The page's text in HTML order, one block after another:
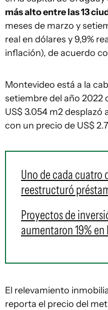
más alto entre las 13
meses de marzo y
real en dólares y 9,9%
inflación), de acuerdo
Montevideo está a la
setiembre del año 2022
US$ 3.054 m2 desplazó
con un precio de US$
Uno de cada cuatro
reestructuró
Proyectos de
aumentaron 19%
El relevamiento
reporta el precio del